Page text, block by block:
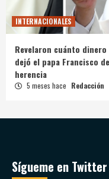
INTERNACIONALES
Revelaron cuánto dinero
dejó el papa Francisco de
herencia
5 meses hace Redacción
Sígueme en Twitter